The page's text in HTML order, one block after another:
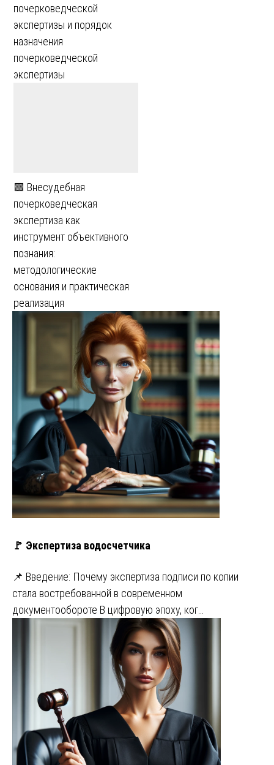
почерковедческой
экспертизы и порядок
назначения
почерковедческой
экспертизы
🟩 Внесудебная
почерковедческая
экспертиза как
инструмент объективного
познания:
методологические
основания и практическая
реализация
🚩 Экспертиза водосчетчика
📌 Введение: Почему экспертиза подписи по копии
стала востребованной в современном
документообороте В цифровую эпоху, ког…